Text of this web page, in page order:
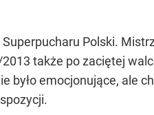
Polski.
także po zaciętej
było emocjonujące, ale